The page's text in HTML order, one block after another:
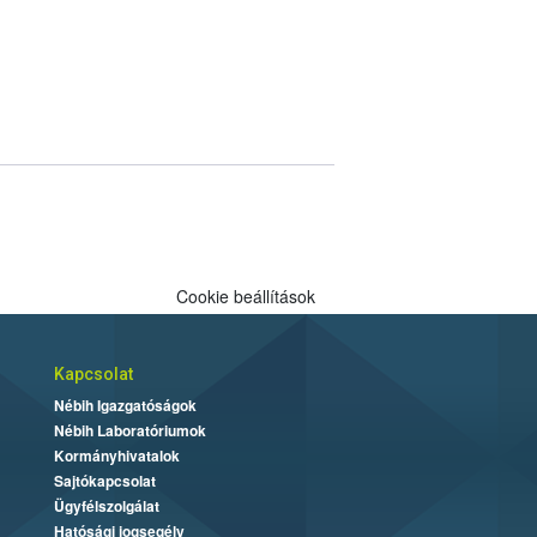
Cookie beállítások
Kapcsolat
Nébih Igazgatóságok
Nébih Laboratóriumok
Kormányhivatalok
Sajtókapcsolat
Ügyfélszolgálat
Hatósági jogsegély